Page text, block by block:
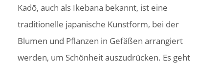
Kadō, auch als Ikebana bekannt, ist eine
traditionelle japanische Kunstform, bei der
Blumen und Pflanzen in Gefäßen arrangiert
werden, um Schönheit auszudrücken. Es geht